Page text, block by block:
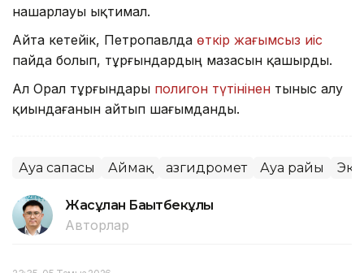
нашарлауы ықтимал.
Айта кетейік, Петропавлда өткір жағымсыз иіс
пайда болып, тұрғындардың мазасын қашырды.
Ал Орал тұрғындары полигон түтінінен тыныс алу
қиындағанын айтып шағымданды.
Ауа сапасы Аймақ Қазгидромет Ауа райы
Жасұлан Бақытбекұлы
Авторлар